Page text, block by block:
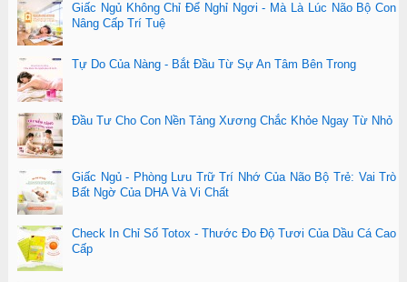
Giấc Ngủ Không Chỉ Để Nghỉ Ngơi - Mà Là Lúc Não Bộ Con
Nâng Cấp Trí Tuệ
Tự Do Của Nàng - Bắt Đầu Từ Sự An Tâm Bên Trong
Đầu Tư Cho Con Nền Tảng Xương Chắc Khỏe Ngay Từ Nhỏ
Giấc Ngủ - Phòng Lưu Trữ Trí Nhớ Của Não Bộ Trẻ: Vai Trò
Bất Ngờ Của DHA Và Vi Chất
Check In Chỉ Số Totox - Thước Đo Độ Tươi Của Dầu Cá Cao
Cấp